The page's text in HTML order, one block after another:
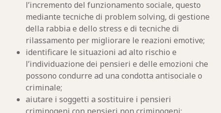
l’incremento del funzionamento sociale, questo
mediante tecniche di problem solving, di gestione
della rabbia e dello stress e di tecniche di
rilassamento per migliorare le reazioni emotive;
identificare le situazioni ad alto rischio e
l’individuazione dei pensieri e delle emozioni che
possono condurre ad una condotta antisociale o
criminale;
aiutare i soggetti a sostituire i pensieri